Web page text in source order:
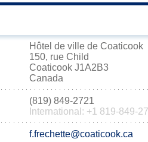
Hôtel de ville de Coaticook
150, rue Child
Coaticook J1A2B3
Canada
(819) 849-2721
International: +1 819-849-
f.frechette@coaticook.ca